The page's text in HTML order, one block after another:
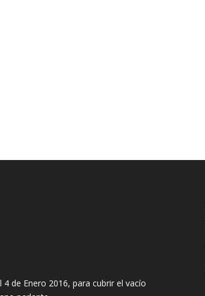
de Enero 2016, para cubrir el vacío